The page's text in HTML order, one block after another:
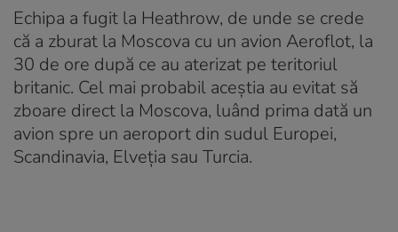
Echipa a fugit la Heathrow, de unde se crede
că a zburat la Moscova cu un avion Aeroflot, la
30 de ore după ce au aterizat pe teritoriul
britanic. Cel mai probabil aceștia au evitat să
zboare direct la Moscova, luând prima dată un
avion spre un aeroport din sudul Europei,
Scandinavia, Elveția sau Turcia.